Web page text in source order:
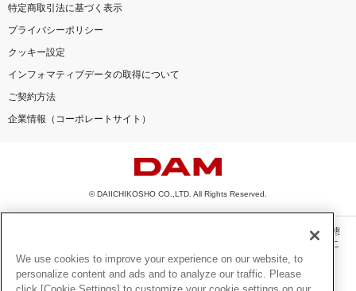
特定商取引法に基づく表示
プライバシーポリシー
クッキー設定
インフォマティブデータの取得について
ご契約方法
企業情報（コーポレートサイト）
© DAIICHIKOSHO CO.,LTD. All Rights Reserved.
このサイトに掲載されている一切の文章・画像・写真・動画・音声等を、手段や形態
を問わず、著作権法の定める範囲を超えて無断で複製、転載、ファイル化などするこ
とを禁じます。
楽曲及びコンテンツは、機種によりご利用いただけない場合があります。
We use cookies to improve your experience on our website, to
personalize content and ads and to analyze our traffic. Please